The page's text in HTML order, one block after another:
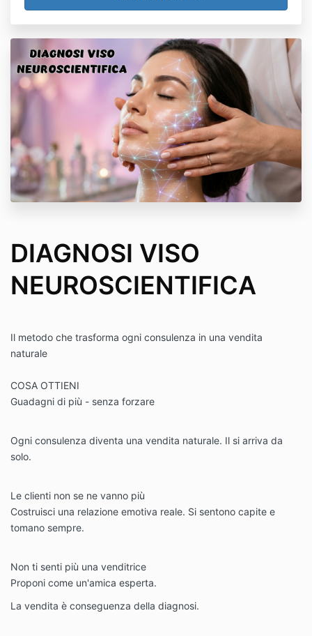
DIAGNOSI VISO
NEUROSCIENTIFICA
Il metodo che trasforma ogni consulenza in una vendita
naturale
COSA OTTIENI
Guadagni di più - senza forzare
Ogni consulenza diventa una vendita naturale. Il si arriva da
solo.
Le clienti non se ne vanno più
Costruisci una relazione emotiva reale. Si sentono capite e
tomano sempre.
Non ti senti più una venditrice
Proponi come un'amica esperta.
La vendita è conseguenza della diagnosi.